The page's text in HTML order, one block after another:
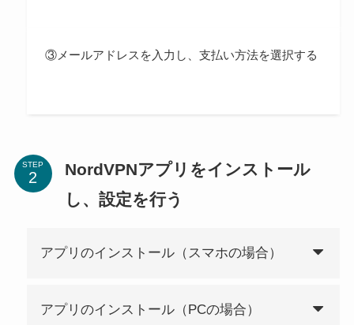
③メールアドレスを入力し、支払い方法を選択する
STEP
NordVPNアプリをインストール
し、設定を行う
アプリのインストール（スマホの場合）
アプリのインストール（PCの場合）